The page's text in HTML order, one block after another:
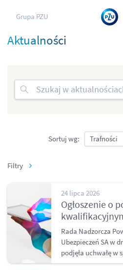
Grupa PZU
Aktualności
Sortuj wg:
Filtry
24 lipca 2026
Ogłoszenie o
Rada Nadzorcza
Ubezpieczeń SA w
podjęła uchwałę w